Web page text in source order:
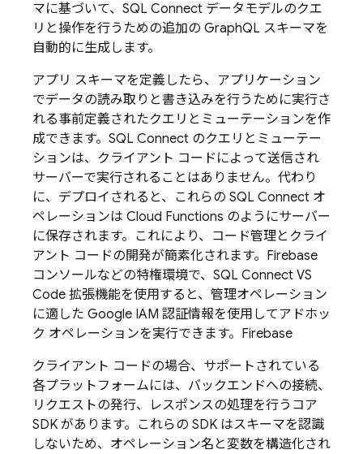
マに基づいて、 SQL Connect データモデルのクエ
リと操作を行うための追加の GraphQL スキーマを
自動的に生成します。
アプリ スキーマを定義したら、アプリケーション
でデータの読み取りと書き込みを行うために実行さ
れる事前定義されたクエリとミューテーションを作
成できます。 SQL Connect のクエリとミューテー
ションは、クライアント コードによって送信され
サーバーで実行されることはありません。代わり
に、デプロイされると、これらの SQL Connect オ
ペレーションは Cloud Functions のようにサーバー
に保存されます。これにより、コード管理とクライ
アント コードの開発が簡素化されます。Firebase
コンソールなどの特権環境で、SQL Connect VS
Code 拡張機能を使用すると、管理オペレーション
に適した Google IAM 認証情報を使用してアドホッ
ク オペレーションを実行できます。 Firebase
クライアント コードの場合、サポートされている
各プラットフォームには、バックエンドへの接続、
リクエストの発行、レスポンスの処理を行うコア
SDK があります。これらの SDK はスキーマを認識
しないため、オペレーション名と変数を構造化され